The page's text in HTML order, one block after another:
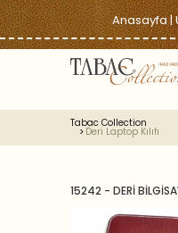
Anasayfa|
Tabac Collection
Deri Laptop Kılıfı
15242 - DERİ